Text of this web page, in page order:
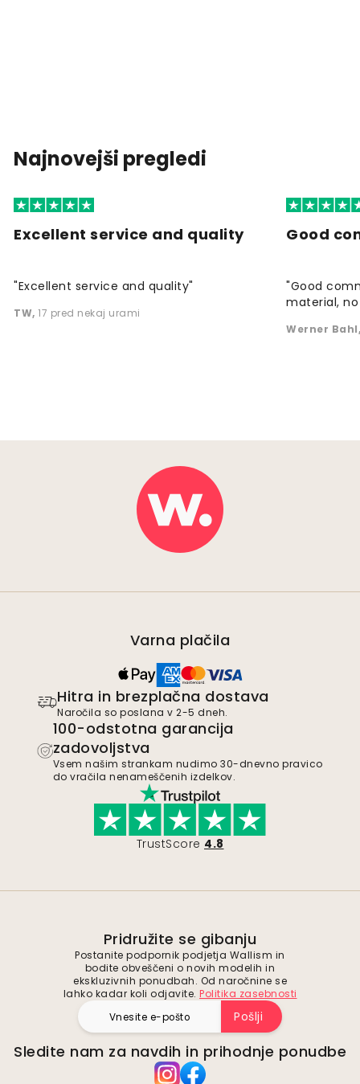
Najnovejši pregledi
Excellent service and quality
"Excellent service and quality"
TW, 17 pred nekaj urami
Good
"Good
material,
Werner Bahl
Hitra in brezplačna dostava
Naročila so poslana v 2-5 dneh.
100-odstotna garancija
zadovoljstva
Vsem našim strankam nudimo 30-dnevno pravico
do vračila nenameščenih izdelkov.
TrustScore 4.8
Postanite podpornik podjetja Wallism in
bodite obveščeni o novih modelih in
ekskluzivnih ponudbah. Od naročnine se
lahko kadar koli odjavite. Politika zasebnosti
Pošlji
Sledite nam za navdih in prihodnje ponudbe